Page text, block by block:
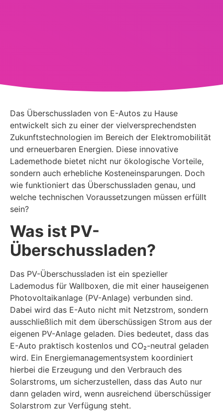
Das Überschussladen von E-Autos zu Hause
entwickelt sich zu einer der vielversprechendsten
Zukunftstechnologien im Bereich der Elektromobilität
und erneuerbaren Energien. Diese innovative
Lademethode bietet nicht nur ökologische Vorteile,
sondern auch erhebliche Kosteneinsparungen. Doch
wie funktioniert das Überschussladen genau, und
welche technischen Voraussetzungen müssen erfüllt
sein?
Was ist PV-
Überschussladen?
Das PV-Überschussladen ist ein spezieller
Lademodus für Wallboxen, die mit einer hauseigenen
Photovoltaikanlage (PV-Anlage) verbunden sind.
Dabei wird das E-Auto nicht mit Netzstrom, sondern
ausschließlich mit dem überschüssigen Strom aus der
eigenen PV-Anlage geladen. Dies bedeutet, dass das
E-Auto praktisch kostenlos und CO₂-neutral geladen
wird. Ein Energiemanagementsystem koordiniert
hierbei die Erzeugung und den Verbrauch des
Solarstroms, um sicherzustellen, dass das Auto nur
dann geladen wird, wenn ausreichend überschüssiger
Solarstrom zur Verfügung steht.